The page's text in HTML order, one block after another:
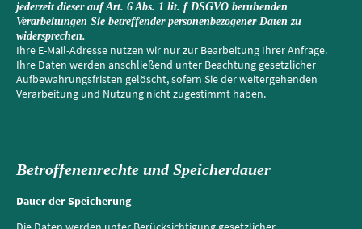
jederzeit dieser auf Art. 6 Abs. 1 lit. f DSGVO beruhenden
Verarbeitungen Sie betreffender personenbezogener Daten zu
widersprechen.
Ihre E-Mail-Adresse nutzen wir nur zur Bearbeitung Ihrer Anfrage.
Ihre Daten werden anschließend unter Beachtung gesetzlicher
Aufbewahrungsfristen gelöscht, sofern Sie der weitergehenden
Verarbeitung und Nutzung nicht zugestimmt haben.
Betroffenenrechte und Speicherdauer
Dauer der Speicherung